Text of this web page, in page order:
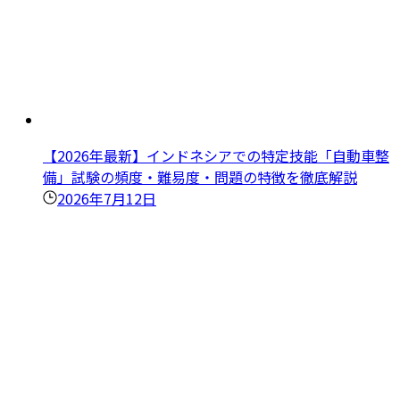
【2026年最新】インドネシアでの特定技能「自動車整
備」試験の頻度・難易度・問題の特徴を徹底解説
2026年7月12日